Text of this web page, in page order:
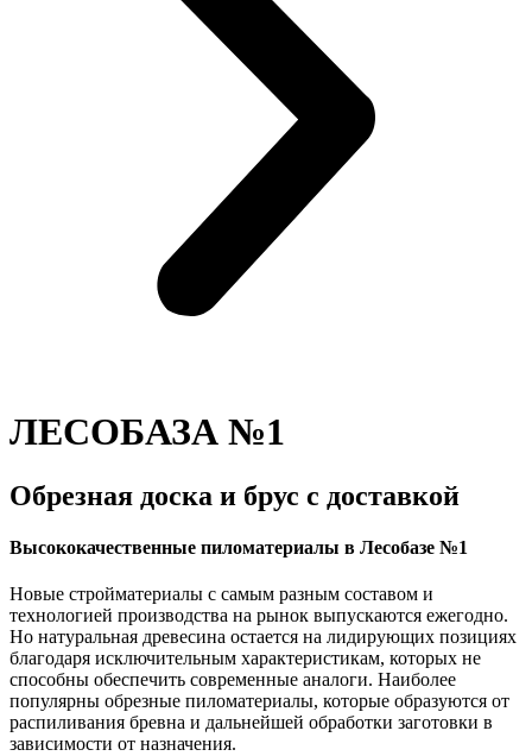
ЛЕСОБАЗА №1
Обрезная доска и брус с доставкой
Высококачественные пиломатериалы в Лесобазе №1
Новые стройматериалы с самым разным составом и
технологией производства на рынок выпускаются ежегодно.
Но натуральная древесина остается на лидирующих позициях
благодаря исключительным характеристикам, которых не
способны обеспечить современные аналоги. Наиболее
популярны обрезные пиломатериалы, которые образуются от
распиливания бревна и дальнейшей обработки заготовки в
зависимости от назначения.